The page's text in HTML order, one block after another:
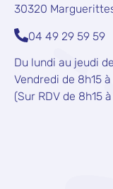
30320
04 49 29 59 59
Du lundi au jeudi
Vendredi de 8h15 à
(Sur RDV de 8h15